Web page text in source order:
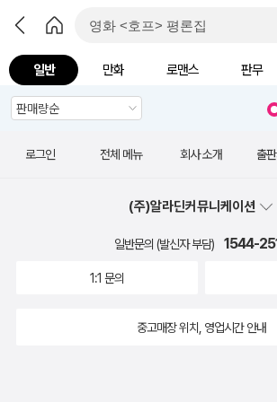
일반 만화 로맨스 판무
로그인 전체 메뉴 회사 소개 출
(주)알라딘커뮤니케이션
일반문의 (발신자 부담) 1544-
1:1 문의
중고매장 위치, 영업시간 안내